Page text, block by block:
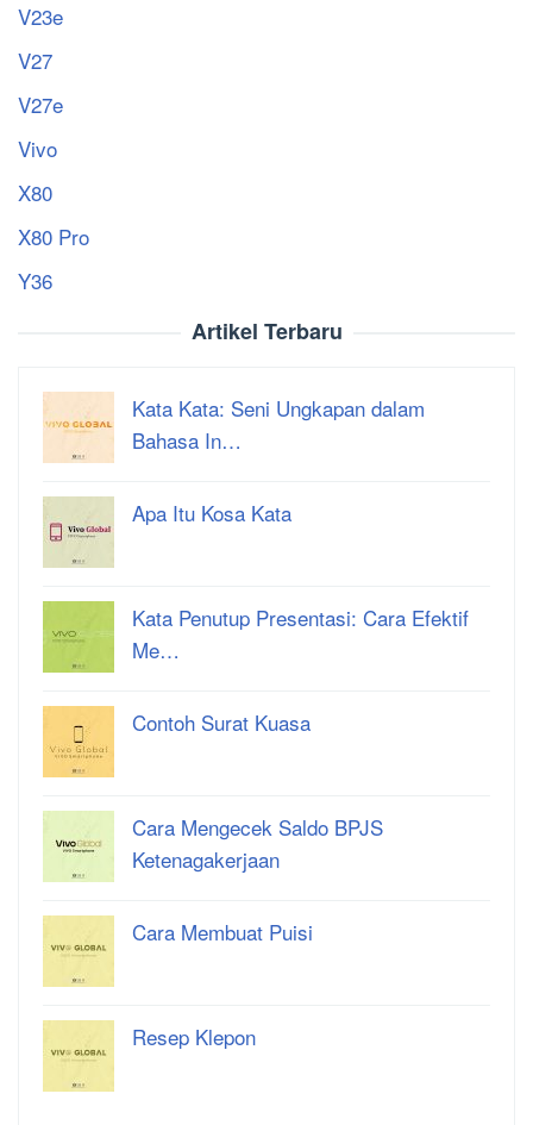
V23e
V27
V27e
Vivo
X80
X80 Pro
Y36
Artikel Terbaru
Kata Kata: Seni Ungkapan dalam
Bahasa In…
Apa Itu Kosa Kata
Kata Penutup Presentasi: Cara Efektif
Me…
Contoh Surat Kuasa
Cara Mengecek Saldo BPJS
Ketenagakerjaan
Cara Membuat Puisi
Resep Klepon